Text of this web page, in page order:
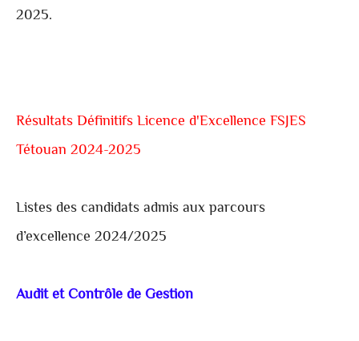
2025.
Résultats Définitifs Licence d'Excellence FSJES
Tétouan 2024-2025
Listes des candidats admis aux parcours
d’excellence 2024/2025
Audit et Contrôle de Gestion